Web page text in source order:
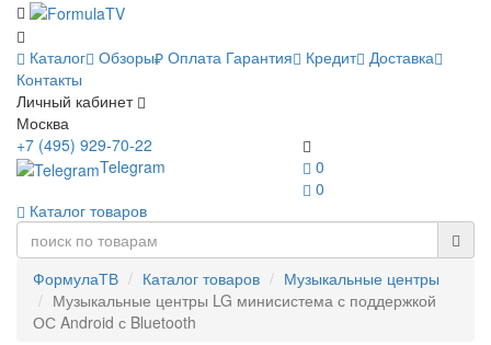
Каталог Обзоры Оплата Гарантия Кредит Доставка
Контакты
Личный кабинет
Москва
0
0
+7 (495) 929-70-22
Telegram
Каталог товаров
ФормулаТВ Каталог товаров
Музыкальные центры
Музыкальные центры LG минисистема с поддержкой
ОС Android с Bluetooth